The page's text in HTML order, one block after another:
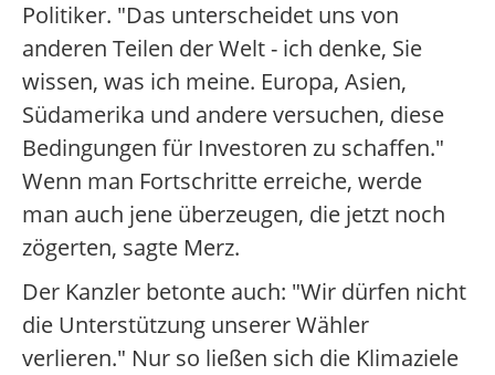
Politiker. "Das unterscheidet uns von
anderen Teilen der Welt - ich denke, Sie
wissen, was ich meine. Europa, Asien,
Südamerika und andere versuchen, diese
Bedingungen für Investoren zu schaffen."
Wenn man Fortschritte erreiche, werde
man auch jene überzeugen, die jetzt noch
zögerten, sagte Merz.
Der Kanzler betonte auch: "Wir dürfen nicht
die Unterstützung unserer Wähler
verlieren." Nur so ließen sich die Klimaziele